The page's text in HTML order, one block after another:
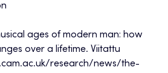
ages of modern man: how
over a lifetime. Viitattu
research/news/the-